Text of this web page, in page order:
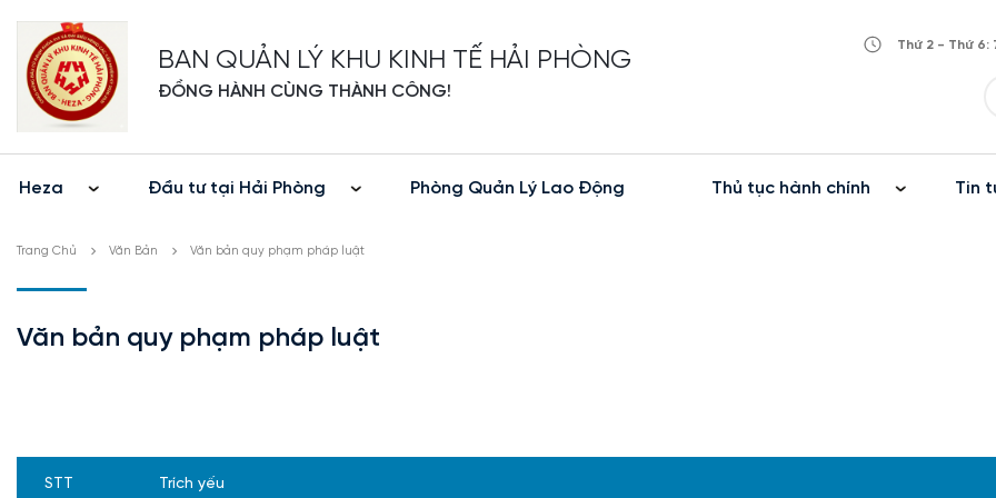
BAN QUẢN LÝ KHU KINH TẾ HẢI PHÒNG
ĐỒNG HÀNH CÙNG THÀNH CÔNG!
Thứ 2 - Thứ 6:
Heza Đầu tư tại Hải Phòng Phòng Quản Lý Lao Động Thủ tục hành chính Tin
Trang Chủ Văn Bản Văn bản quy phạm pháp luật
Văn bản quy phạm pháp luật
STT Trích yếu